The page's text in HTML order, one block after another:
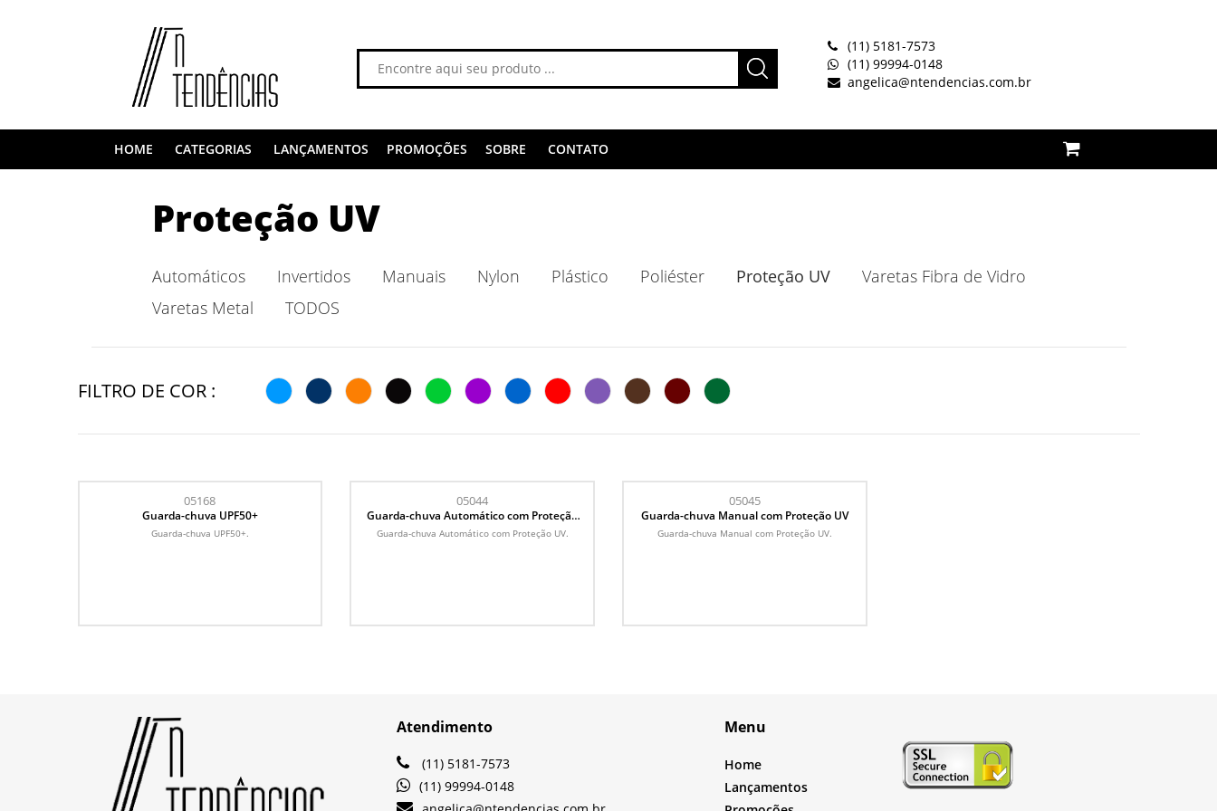
(11) 5181-7573
(11) 99994-0148
angelica@ntendencias.com.br
HOME CATEGORIAS LANÇAMENTOS PROMOÇÕES SOBRE CONTATO
Proteção UV
Automáticos Invertidos Manuais Nylon Plástico Poliéster Proteção UV
Varetas Fibra de Vidro
Varetas Metal
TODOS
FILTRO DE COR :
05168
Guarda-chuva UPF50+
Guarda-chuva UPF50+.
05044
Guarda-chuva Automático com Proteção
UV
Guarda-chuva Automático com Proteção UV.
05045
Guarda-chuva Manual com Proteção UV
Guarda-chuva Manual com Proteção UV.
Atendimento
(11) 5181-7573
(11) 99994-0148
Menu
Home
Lançamentos